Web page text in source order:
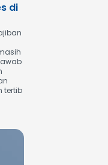
di
tertib